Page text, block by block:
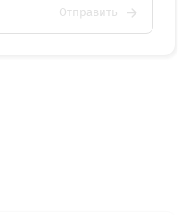
Отправить